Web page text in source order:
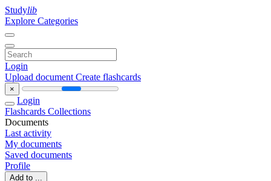
Studylib
Explore Categories
Login
Upload document Create flashcards
×
Login
Flashcards Collections
Documents
Last activity
My documents
Saved documents
Profile
Add to ...